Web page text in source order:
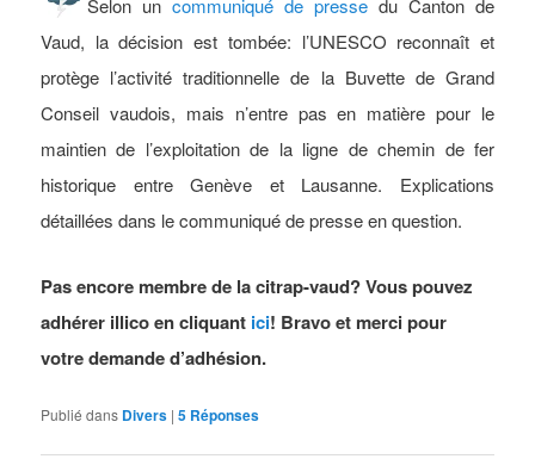
Selon un communiqué de presse du Canton de
Vaud, la décision est tombée: l’UNESCO reconnaît et
protège l’activité traditionnelle de la Buvette de Grand
Conseil vaudois, mais n’entre pas en matière pour le
maintien de l’exploitation de la ligne de chemin de fer
historique entre Genève et Lausanne. Explications
détaillées dans le communiqué de presse en question.
Pas encore membre de la citrap-vaud? Vous pouvez
adhérer illico en cliquant ici! Bravo et merci pour
votre demande d’adhésion.
Publié dans Divers |5 Réponses